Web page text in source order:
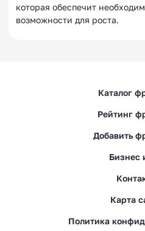
которая обеспечит
возможности для роста.
Каталог
Рейтинг
Добавить
Бизнес
Карта
Политика